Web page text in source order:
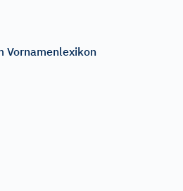
Vornamenlexikon